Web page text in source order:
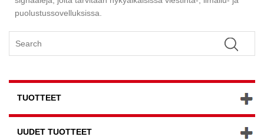
puolustussovelluksissa.
TUOTTEET
UUDET TUOTTEET